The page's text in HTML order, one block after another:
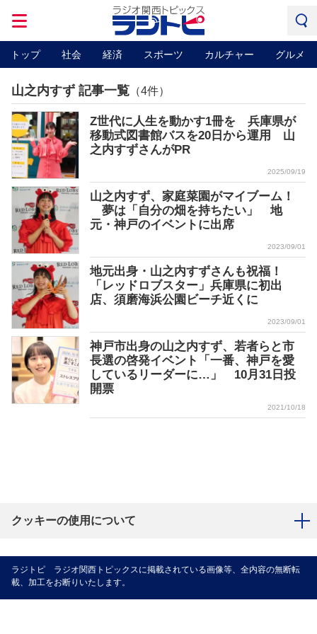
トップ 社会 経済 スポーツ カルチャー グルメ
山之内すず 記事一覧 （4件）
Z世代に人生を動かす1冊を 兵庫県が
移動式図書館バスを20日から運用 山
之内すずさんがPR
2025/09/19
山之内すず、家庭菜園がマイブーム！
夢は「自分の畑を持ちたい」 地
元・神戸のイベントに出席
2023/09/01
地元出身・山之内すずさんも祝福！
「レッドロブスター」兵庫県に初出
店、須磨海浜公園ビーチ近くに
2023/09/01
神戸市出身の山之内すず、若者らと市
長選の啓発イベント「一番、神戸を愛
しているリーダーに…」 10月31日投
開票
2021/10/18
クッキーの使用について
ラジトピ ラジオ関西トピックスに掲載されている画像等、全内容の無断転
載、加工をお断りいたします。